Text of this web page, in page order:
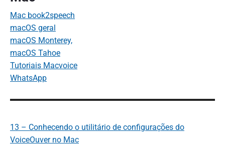
Mac book2speech
macOS geral
macOS Monterey,
macOS Tahoe
Tutoriais Macvoice
WhatsApp
13 – Conhecendo o utilitário de configurações do
VoiceOuver no Mac